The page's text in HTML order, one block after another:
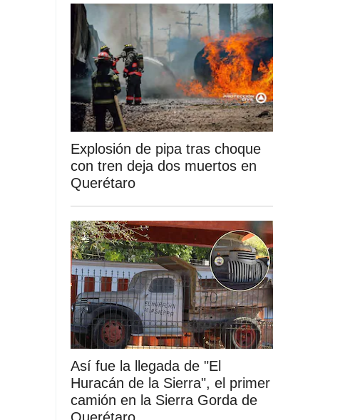
Explosión de pipa tras choque
con tren deja dos muertos en
Querétaro
Así fue la llegada de "El
Huracán de la Sierra", el primer
camión en la Sierra Gorda de